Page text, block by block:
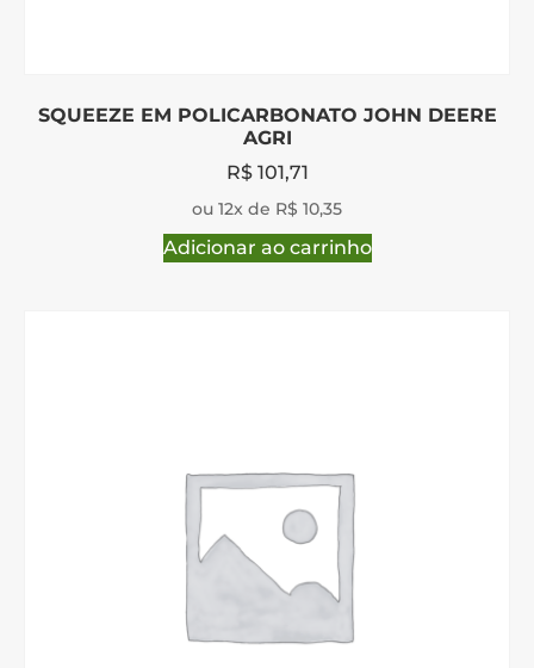
SQUEEZE EM POLICARBONATO JOHN DEERE
AGRI
R$101,71
ou 12x de R$ 10,35
Adicionar ao carrinho